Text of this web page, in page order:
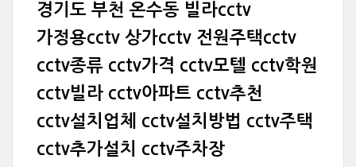
경기도 부천 온수동 빌라cctv
가정용cctv 상가cctv 전원주택cctv
cctv종류 cctv가격 cctv모텔 cctv학원
cctv빌라 cctv아파트 cctv추천
cctv설치업체 cctv설치방법 cctv주택
cctv추가설치 cctv주차장